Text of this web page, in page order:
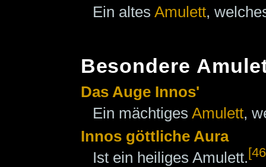
Ein altes Amulett,
Besondere
Das Auge Innos'
Ein mächtiges Amulett,
Innos göttliche Aura
Ist ein heiliges Amulett.